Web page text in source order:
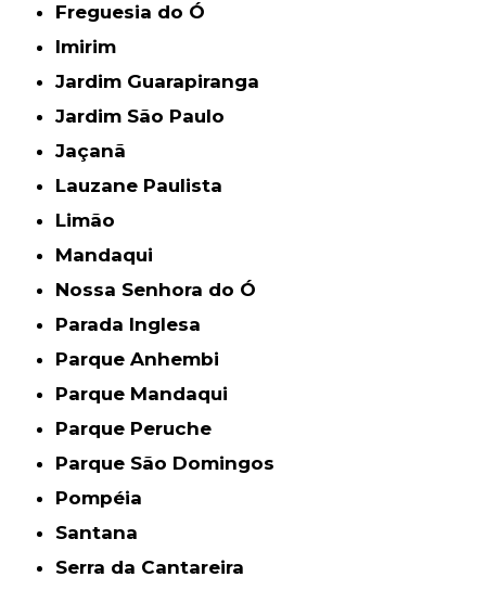
Freguesia do Ó
Imirim
Jardim Guarapiranga
Jardim São Paulo
Jaçanã
Lauzane Paulista
Limão
Mandaqui
Nossa Senhora do Ó
Parada Inglesa
Parque Anhembi
Parque Mandaqui
Parque Peruche
Parque São Domingos
Pompéia
Santana
Serra da Cantareira